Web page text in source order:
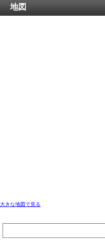
地図
大きな地図で見る